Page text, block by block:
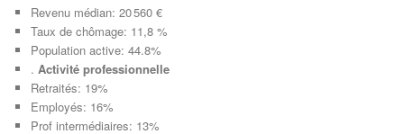
Revenu médian: 20 560 €
Taux de chômage: 11,8 %
Population active: 44.8%
.Activité professionnelle
Retraités: 19%
Employés: 16%
Prof intermédiaires: 13%